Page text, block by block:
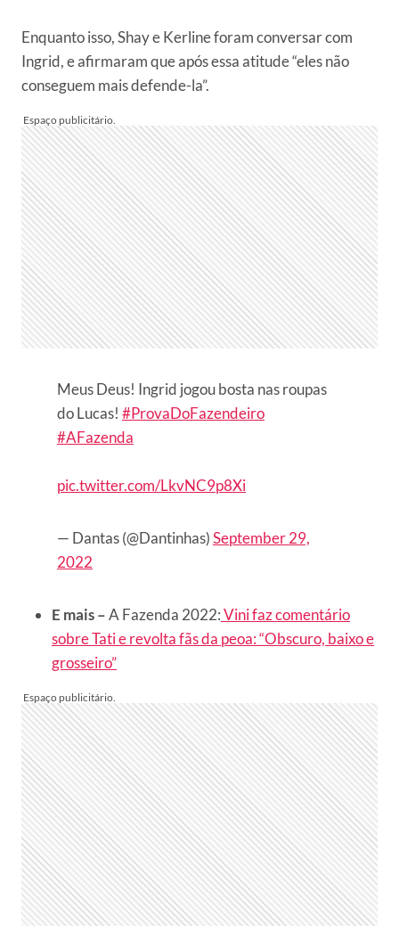
Enquanto isso, Shay e Kerline foram conversar com
Ingrid, e afirmaram que após essa atitude “eles não
conseguem mais defende-la”.
Meus Deus! Ingrid jogou bosta nas roupas
do Lucas! #ProvaDoFazendeiro
#AFazenda
pic.twitter.com/LkvNC9p8Xi
— Dantas (@Dantinhas)September 29,
2022
E mais –A Fazenda 2022:Vini faz comentário
sobre Tati e revolta fãs da peoa: “Obscuro, baixo e
grosseiro”